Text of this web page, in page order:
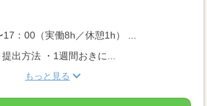
：00（実働8h／休憩1h） ...
出方法 ・1週間おきに...
もっと見る